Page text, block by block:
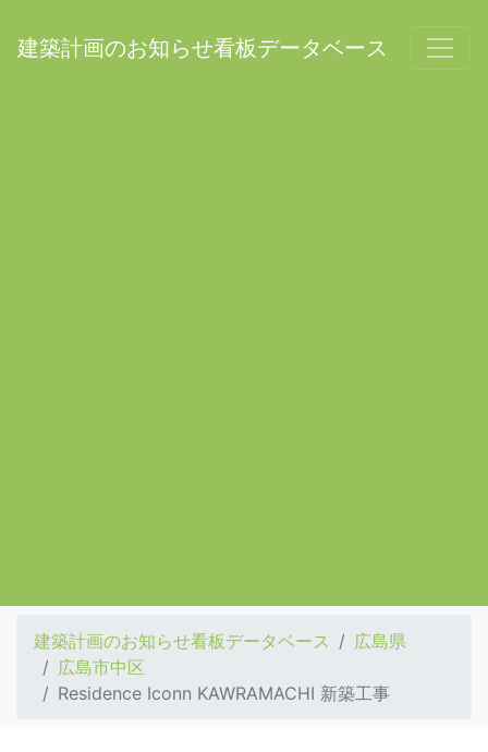
建築計画のお知らせ看板データベース
建築計画のお知らせ看板データベース
広島県
広島市中区
Residence Iconn KAWRAMACHI 新築工事